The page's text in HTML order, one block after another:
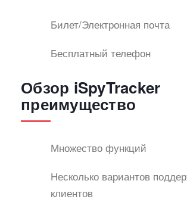
Билет/Электронная почта
Бесплатный телефон
Обзор iSpyTracker
преимущество
Множество функций
Несколько вариантов
клиентов